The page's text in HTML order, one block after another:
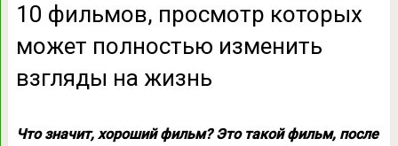
10 фильмов, просмотр которых
может полностью изменить
взгляды на жизнь
Что значит, хороший фильм? Это такой фильм, после